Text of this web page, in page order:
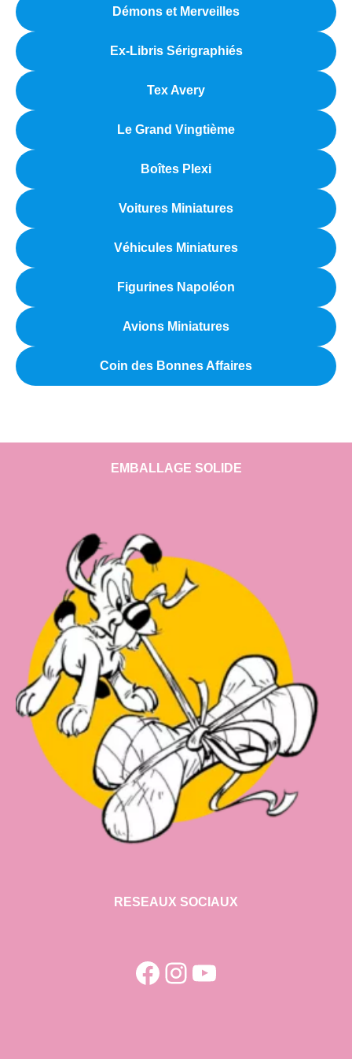
Démons et Merveilles
Ex-Libris Sérigraphiés
Tex Avery
Le Grand Vingtième
Boîtes Plexi
Voitures Miniatures
Véhicules Miniatures
Figurines Napoléon
Avions Miniatures
Coin des Bonnes Affaires
EMBALLAGE SOLIDE
RESEAUX SOCIAUX
Facebook
Instagram
YouTube